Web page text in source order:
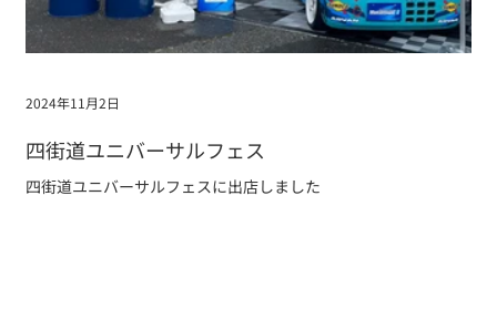
四街道ユニバーサルフェス
四街道ユニバーサルフェスに出店しました
2024年11月2日